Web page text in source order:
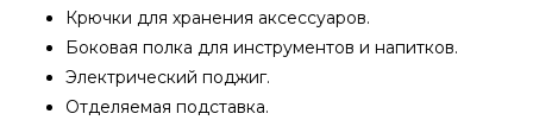
Крючки для хранения аксессуаров.
Боковая полка для инструментов и напитков.
Электрический поджиг.
Отделяемая подставка.